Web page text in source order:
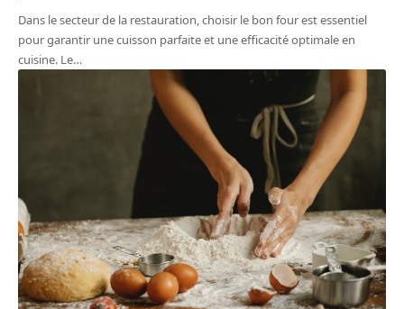
Dans le secteur de la restauration, choisir le bon four est essentiel
pour garantir une cuisson parfaite et une efficacité optimale en
cuisine. Le…